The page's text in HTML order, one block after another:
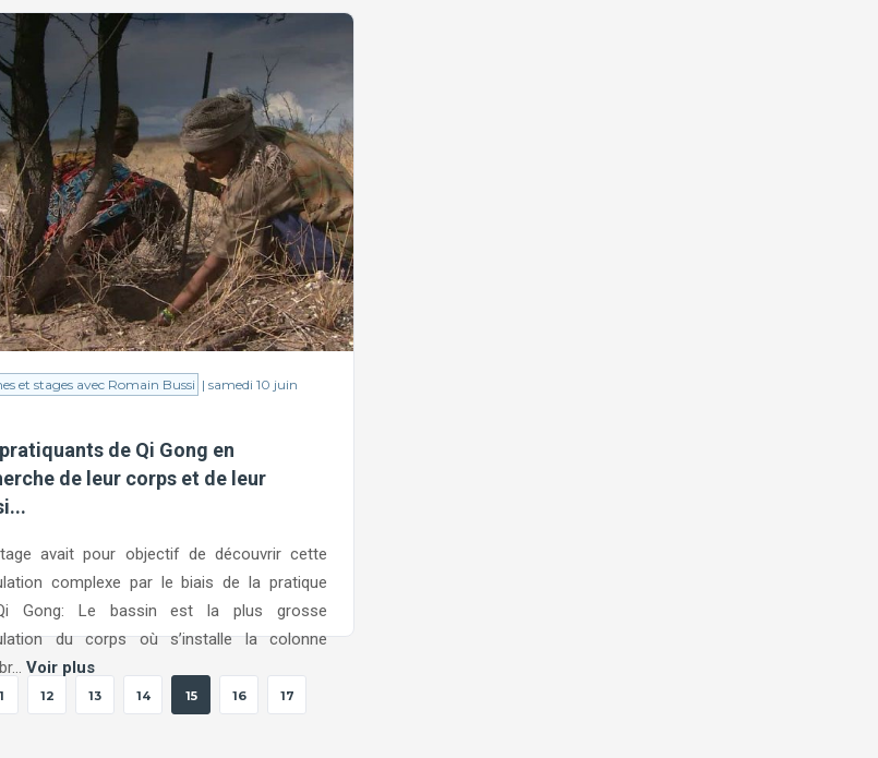
et stages avec Romain Bussi | samedi 10 juin
de Qi Gong en
de leur corps et de leur
avait pour objectif de découvrir cette
complexe par le biais de la pratique
Gong: Le bassin est la plus grosse
du corps où s’installe la colonne
Voir plus
12 13 14 15 16 17